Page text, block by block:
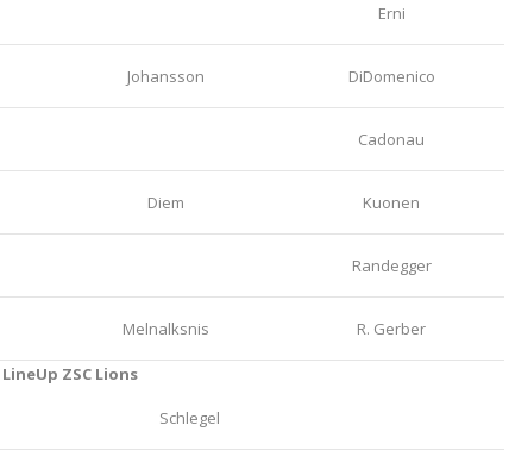
Erni
Johansson DiDomenico
Cadonau
Diem Kuonen
Randegger
Melnalksnis R. Gerber
LineUp ZSC Lions
Schlegel